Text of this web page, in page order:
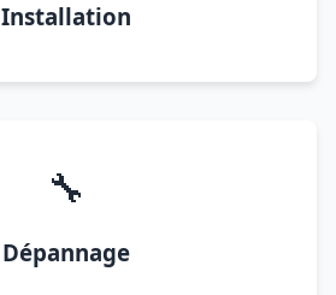
Installation
🔧
Dépannage